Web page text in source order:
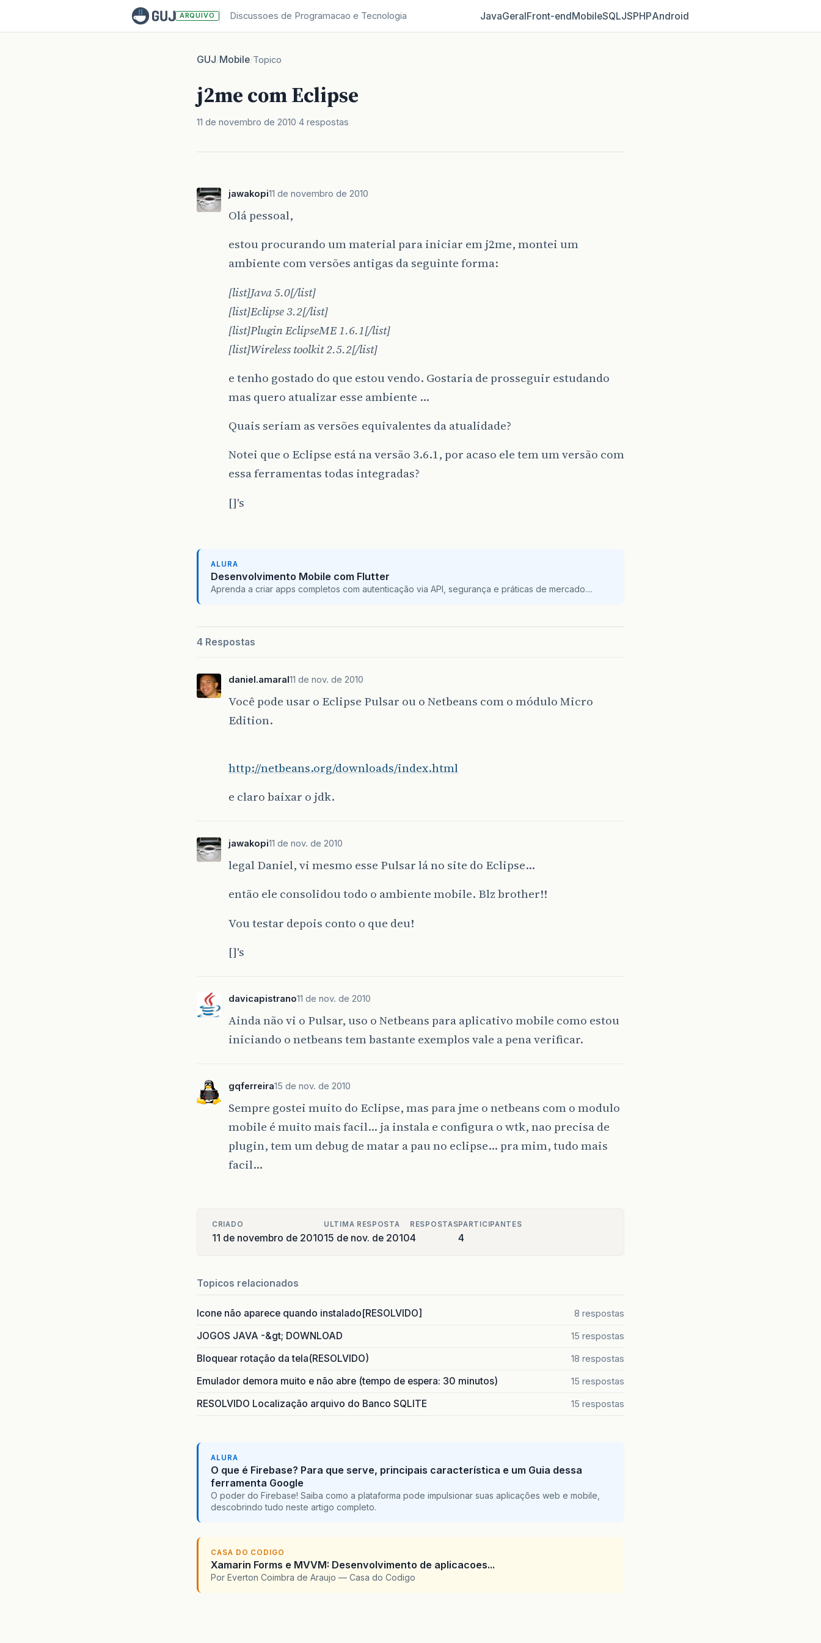
ARQUIVO Discussoes de Programacao e Tecnologia JavaGeralFront‑endMobileSQLJSPHPAndroid
GUJ/Mobile/Topico
j2me com Eclipse
11 de novembro de 2010 4 respostas
jawakopi11 de novembro de 2010
Olá pessoal,
estou procurando um material para iniciar em j2me, montei um
ambiente com versões antigas da seguinte forma:
[list]Java 5.0[/list]
[list]Eclipse 3.2[/list]
[list]Plugin EclipseME 1.6.1[/list]
[list]Wireless toolkit 2.5.2[/list]
e tenho gostado do que estou vendo. Gostaria de prosseguir estudando
mas quero atualizar esse ambiente …
Quais seriam as versões equivalentes da atualidade?
Notei que o Eclipse está na versão 3.6.1, por acaso ele tem um versão com
essa ferramentas todas integradas?
[]'s
ALURA
Desenvolvimento Mobile com Flutter
Aprenda a criar apps completos com autenticação via API, segurança e práticas de mercado....
4 Respostas
daniel.amaral11 de nov. de 2010
Você pode usar o Eclipse Pulsar ou o Netbeans com o módulo Micro
Edition.
http://netbeans.org/downloads/index.html
e claro baixar o jdk.
jawakopi11 de nov. de 2010
legal Daniel, vi mesmo esse Pulsar lá no site do Eclipse…
então ele consolidou todo o ambiente mobile. Blz brother!!
Vou testar depois conto o que deu!
[]'s
davicapistrano11 de nov. de 2010
Ainda não vi o Pulsar, uso o Netbeans para aplicativo mobile como estou
iniciando o netbeans tem bastante exemplos vale a pena verificar.
gqferreira15 de nov. de 2010
Sempre gostei muito do Eclipse, mas para jme o netbeans com o modulo
mobile é muito mais facil… ja instala e configura o wtk, nao precisa de
plugin, tem um debug de matar a pau no eclipse… pra mim, tudo mais
facil…
CRIADO
11 de novembro de 2010
ULTIMA RESPOSTA
15 de nov. de 2010
RESPOSTAS
4
PARTICIPANTES
4
Topicos relacionados
Icone não aparece quando instalado[RESOLVIDO] 8 respostas
JOGOS JAVA -&gt; DOWNLOAD 15 respostas
Bloquear rotação da tela(RESOLVIDO) 18 respostas
Emulador demora muito e não abre (tempo de espera: 30 minutos) 15 respostas
RESOLVIDO Localização arquivo do Banco SQLITE 15 respostas
ALURA
O que é Firebase? Para que serve, principais característica e um Guia dessa
ferramenta Google
O poder do Firebase! Saiba como a plataforma pode impulsionar suas aplicações web e mobile,
descobrindo tudo neste artigo completo.
CASA DO CODIGO
Xamarin Forms e MVVM: Desenvolvimento de aplicacoes...
Por Everton Coimbra de Araujo — Casa do Codigo